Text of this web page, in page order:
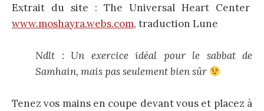
Extrait du site : The Universal Heart Center
www.moshayra.webs.com, traduction Lune
Ndlt : Un exercice idéal pour le sabbat de
Samhain, mais pas seulement bien sûr
Tenez vos mains en coupe devant vous et placez à